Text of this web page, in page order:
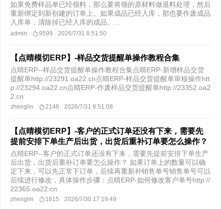
如果免费样品单已经领料，那么要将领的原材料做退料处理，然后
重新绑定到新创建的订单上。如果成品已经入库，那也要作废成品
入库单，清除掉已经入库的成品。...
admin 9599 2026/7/31 8:51:50
【点晴模切ERP】-样品交货提醒单操作教程合集
点晴ERP--样品交货提醒单操作教程合集点晴ERP-新增样品交货
提醒单http://23291.oa22.cn点晴ERP-样品交货提醒单审核操作htt
p://23294.oa22.cn点晴ERP-作废样品交货提醒单http://23352.oa2
2.cn
zhenglin 2146 2026/7/31 8:51:08
【点晴模切ERP】-客户的正式订单还没有下来，需要先
提前安排下单生产后出货，出货后重补订单要怎么操作？
点晴ERP--客户的正式订单还没有下来，需要先提前安排下单生产
后出货，出货后重补订单要怎么操作？ 如果订单上的数量可以确
定下来，可以先正常下订单，后续再重新补销售单号销售单号可以
后续进行修改，具体操作步骤：点晴ERP-如何修改客户单号http://
22365.oa22.cn
zhenglin 1615 2026/7/30 17:19:49